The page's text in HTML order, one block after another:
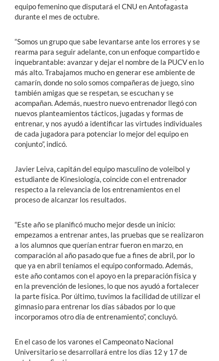
equipo femenino que disputará el CNU en Antofagasta
durante el mes de octubre.
“Somos un grupo que sabe levantarse ante los errores y se
rearma para seguir adelante, con un enfoque compartido e
inquebrantable: avanzar y dejar el nombre de la PUCV en lo
más alto. Trabajamos mucho en generar ese ambiente de
camarín, donde no solo somos compañeras de juego, sino
también amigas que se respetan, se escuchan y se
acompañan. Además, nuestro nuevo entrenador llegó con
nuevos planteamientos tácticos, jugadas y formas de
entrenar, y nos ayudó a identificar las virtudes individuales
de cada jugadora para potenciar lo mejor del equipo en
conjunto”, indicó.
Javier Leiva, capitán del equipo masculino de voleibol y
estudiante de Kinesiología, coincide con el entrenador
respecto a la relevancia de los entrenamientos en el
proceso de alcanzar los resultados.
“Este año se planificó mucho mejor desde un inicio:
empezamos a entrenar antes, las pruebas que se realizaron
a los alumnos que querían entrar fueron en marzo, en
comparación al año pasado que fue a fines de abril, por lo
que ya en abril teníamos el equipo conformado. Además,
este año contamos con el apoyo en la preparación física y
en la prevención de lesiones, lo que nos ayudó a fortalecer
la parte física. Por último, tuvimos la facilidad de utilizar el
gimnasio para entrenar los días sábados por lo que
incorporamos otro día de entrenamiento”, concluyó.
En el caso de los varones el Campeonato Nacional
Universitario se desarrollará entre los días 12 y 17 de